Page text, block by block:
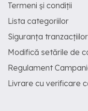
Termeni și condiții
Lista categoriilor
Siguranța tranzacțiilor
Modifică setările de
Regulament
Livrare cu verificare